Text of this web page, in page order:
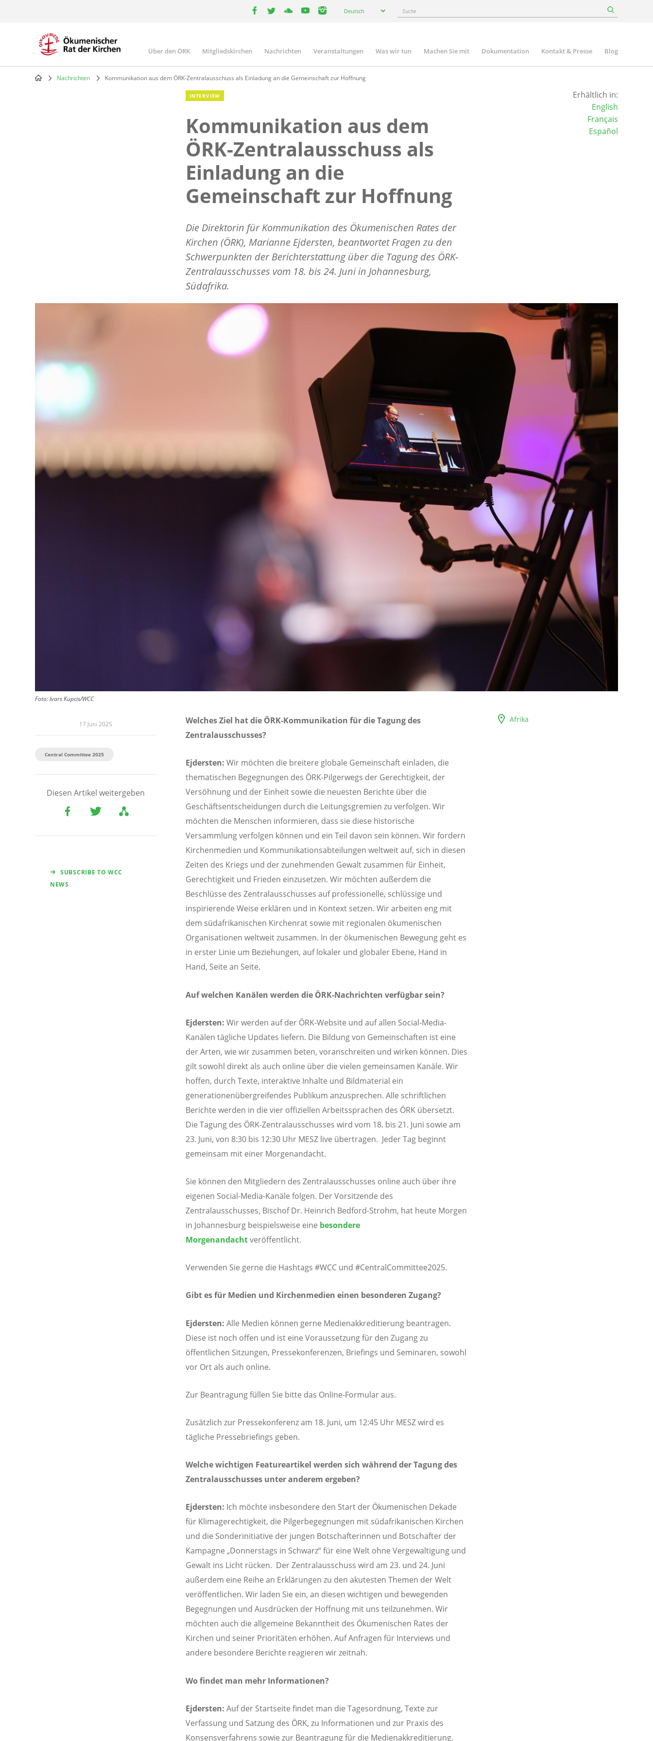
Deutsch Suche
Main
navigation
Über den ÖRK Mitgliedskirchen Nachrichten Veranstaltungen Was wir tun Machen Sie mit Dokumentation Kontakt & Presse Blog
Nachrichten Kommunikation aus dem ÖRK-Zentralausschuss als Einladung an die Gemeinschaft zur Hoffnung
INTERVIEW
Kommunikation aus dem
ÖRK-Zentralausschuss als
Einladung an die
Gemeinschaft zur Hoffnung
Die Direktorin für Kommunikation des Ökumenischen Rates der
Kirchen (ÖRK), Marianne Ejdersten, beantwortet Fragen zu den
Schwerpunkten der Berichterstattung über die Tagung des ÖRK-
Zentralausschusses vom 18. bis 24. Juni in Johannesburg,
Südafrika.
Erhältlich in:
English
Français
Español
Foto:Ivars Kupcis/WCC
17 Juni 2025
Central Committee 2025
Diesen Artikel weitergeben
SUBSCRIBE TO WCC
NEWS
Afrika
Welches Ziel hat die ÖRK-Kommunikation für die Tagung des
Zentralausschusses?
Ejdersten: Wir möchten die breitere globale Gemeinschaft einladen, die
thematischen Begegnungen des ÖRK-Pilgerwegs der Gerechtigkeit, der
Versöhnung und der Einheit sowie die neuesten Berichte über die
Geschäftsentscheidungen durch die Leitungsgremien zu verfolgen. Wir
möchten die Menschen informieren, dass sie diese historische
Versammlung verfolgen können und ein Teil davon sein können. Wir fordern
Kirchenmedien und Kommunikationsabteilungen weltweit auf, sich in diesen
Zeiten des Kriegs und der zunehmenden Gewalt zusammen für Einheit,
Gerechtigkeit und Frieden einzusetzen. Wir möchten außerdem die
Beschlüsse des Zentralausschusses auf professionelle, schlüssige und
inspirierende Weise erklären und in Kontext setzen. Wir arbeiten eng mit
dem südafrikanischen Kirchenrat sowie mit regionalen ökumenischen
Organisationen weltweit zusammen. In der ökumenischen Bewegung geht es
in erster Linie um Beziehungen, auf lokaler und globaler Ebene, Hand in
Hand, Seite an Seite.
Auf welchen Kanälen werden die ÖRK-Nachrichten verfügbar sein?
Ejdersten: Wir werden auf der ÖRK-Website und auf allen Social-Media-
Kanälen tägliche Updates liefern. Die Bildung von Gemeinschaften ist eine
der Arten, wie wir zusammen beten, voranschreiten und wirken können. Dies
gilt sowohl direkt als auch online über die vielen gemeinsamen Kanäle. Wir
hoffen, durch Texte, interaktive Inhalte und Bildmaterial ein
generationenübergreifendes Publikum anzusprechen. Alle schriftlichen
Berichte werden in die vier offiziellen Arbeitssprachen des ÖRK übersetzt.
Die Tagung des ÖRK-Zentralausschusses wird vom 18. bis 21. Juni sowie am
23. Juni, von 8:30 bis 12:30 Uhr MESZ live übertragen. Jeder Tag beginnt
gemeinsam mit einer Morgenandacht.
Sie können den Mitgliedern des Zentralausschusses online auch über ihre
eigenen Social-Media-Kanäle folgen. Der Vorsitzende des
Zentralausschusses, Bischof Dr. Heinrich Bedford-Strohm, hat heute Morgen
in Johannesburg beispielsweise eine besondere
Morgenandachtveröffentlicht.
Verwenden Sie gerne die Hashtags #WCC und #CentralCommittee2025.
Gibt es für Medien und Kirchenmedien einen besonderen Zugang?
Ejdersten: Alle Medien können gerne Medienakkreditierung beantragen.
Diese ist noch offen und ist eine Voraussetzung für den Zugang zu
öffentlichen Sitzungen, Pressekonferenzen, Briefings und Seminaren, sowohl
vor Ort als auch online.
Zur Beantragung füllen Sie bitte das Online-Formular aus.
Zusätzlich zur Pressekonferenz am 18. Juni, um 12:45 Uhr MESZ wird es
tägliche Pressebriefings geben.
Welche wichtigen Featureartikel werden sich während der Tagung des
Zentralausschusses unter anderem ergeben?
Ejdersten: Ich möchte insbesondere den Start der Ökumenischen Dekade
für Klimagerechtigkeit, die Pilgerbegegnungen mit südafrikanischen Kirchen
und die Sonderinitiative der jungen Botschafterinnen und Botschafter der
Kampagne „Donnerstags in Schwarz“ für eine Welt ohne Vergewaltigung und
Gewalt ins Licht rücken. Der Zentralausschuss wird am 23. und 24. Juni
außerdem eine Reihe an Erklärungen zu den akutesten Themen der Welt
veröffentlichen. Wir laden Sie ein, an diesen wichtigen und bewegenden
Begegnungen und Ausdrücken der Hoffnung mit uns teilzunehmen. Wir
möchten auch die allgemeine Bekanntheit des Ökumenischen Rates der
Kirchen und seiner Prioritäten erhöhen. Auf Anfragen für Interviews und
andere besondere Berichte reagieren wir zeitnah.
Wo findet man mehr Informationen?
Ejdersten: Auf der Startseite findet man die Tagesordnung, Texte zur
Verfassung und Satzung des ÖRK, zu Informationen und zur Praxis des
Konsensverfahrens sowie zur Beantragung für die Medienakkreditierung.